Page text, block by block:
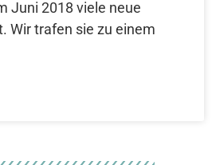
Juni 2018 viele neue
Wir trafen sie zu einem